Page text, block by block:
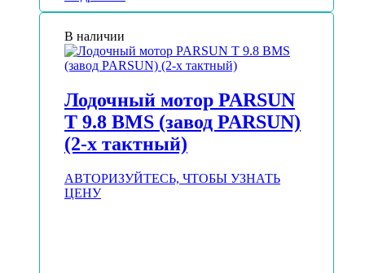
В наличии
Лодочный мотор PARSUN
T 9.8 BMS (завод PARSUN)
(2-х тактный)
АВТОРИЗУЙТЕСЬ, ЧТОБЫ УЗНАТЬ
ЦЕНУ